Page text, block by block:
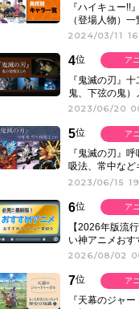
『ハイキュー!!
（登場人物）
2024/03/11
4位
『鬼滅の刃』
鬼、下弦の鬼
紹介＆解説（登
2023/06/20
ア
5位
『鬼滅の刃』
吸法、常中など
2023/06/15
ア
6位
【2026年版流
い神アニメお
【名作・話題作
2026/08/02
ア
7位
『天幕のジャ
ア